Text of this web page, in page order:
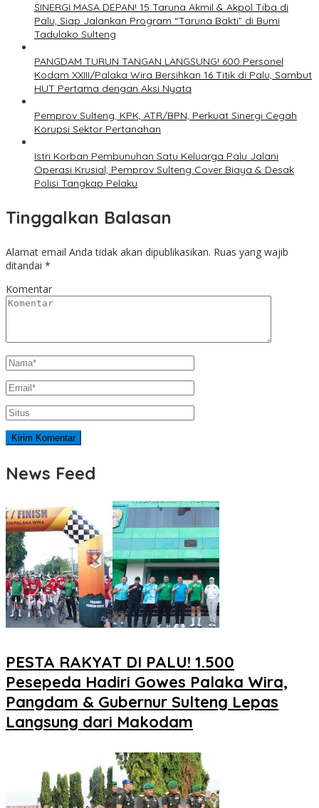
SINERGI MASA DEPAN! 15 Taruna Akmil & Akpol Tiba di
Palu, Siap Jalankan Program “Taruna Bakti” di Bumi
Tadulako Sulteng
PANGDAM TURUN TANGAN LANGSUNG! 600 Personel
Kodam XXIII/Palaka Wira Bersihkan 16 Titik di Palu, Sambut
HUT Pertama dengan Aksi Nyata
Pemprov Sulteng, KPK, ATR/BPN, Perkuat Sinergi Cegah
Korupsi Sektor Pertanahan
Istri Korban Pembunuhan Satu Keluarga Palu Jalani
Operasi Krusial, Pemprov Sulteng Cover Biaya & Desak
Polisi Tangkap Pelaku
Tinggalkan Balasan
Alamat email Anda tidak akan dipublikasikan. Ruas yang wajib
ditandai *
Komentar
News Feed
PESTA RAKYAT DI PALU! 1.500
Pesepeda Hadiri Gowes Palaka Wira,
Pangdam & Gubernur Sulteng Lepas
Langsung dari Makodam